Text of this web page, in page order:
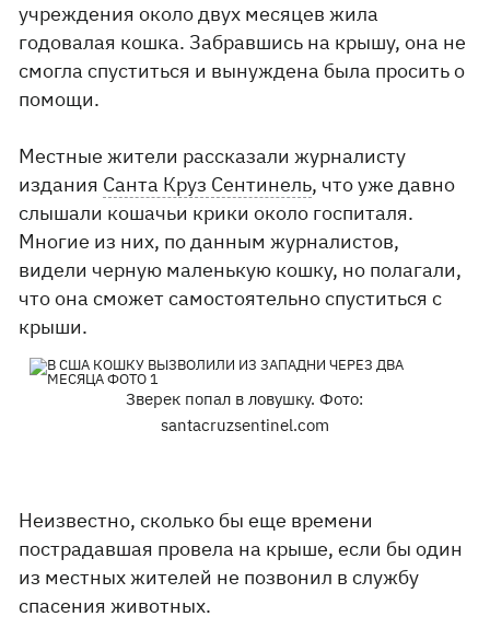
учреждения около двух месяцев жила
годовалая кошка. Забравшись на крышу, она не
смогла спуститься и вынуждена была просить о
помощи.
Местные жители рассказали журналисту
издания Санта Круз Сентинель, что уже давно
слышали кошачьи крики около госпиталя.
Многие из них, по данным журналистов,
видели черную маленькую кошку, но полагали,
что она сможет самостоятельно спуститься с
крыши.
Зверек попал в ловушку. Фото:
santacruzsentinel.com
Неизвестно, сколько бы еще времени
пострадавшая провела на крыше, если бы один
из местных жителей не позвонил в службу
спасения животных.